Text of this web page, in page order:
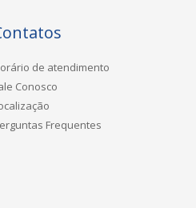
de atendimento
Conosco
Frequentes